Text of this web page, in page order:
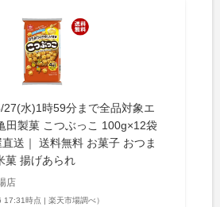
27(水)1時59分まで全品対象エ
田製菓 こつぶっこ 100g×12袋
送｜ 送料無料 お菓子 おつま
菓 揚げあられ
店
17:31時点 | 楽天市場調べ）